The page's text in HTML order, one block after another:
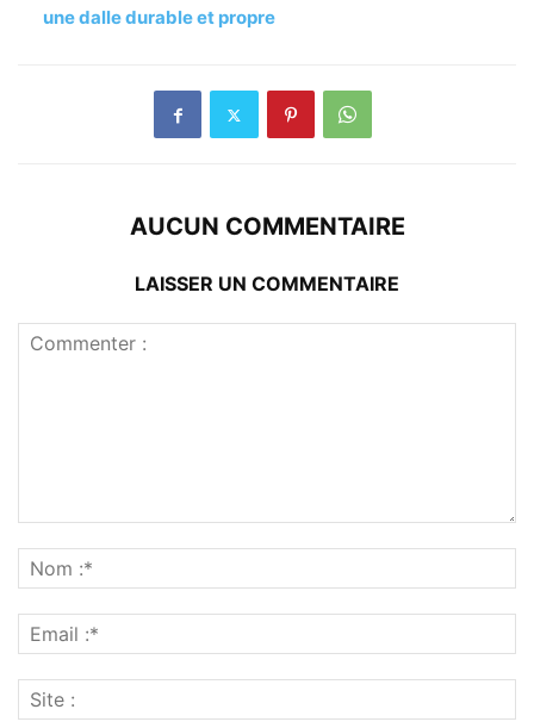
une dalle durable et propre
AUCUN COMMENTAIRE
LAISSER UN COMMENTAIRE